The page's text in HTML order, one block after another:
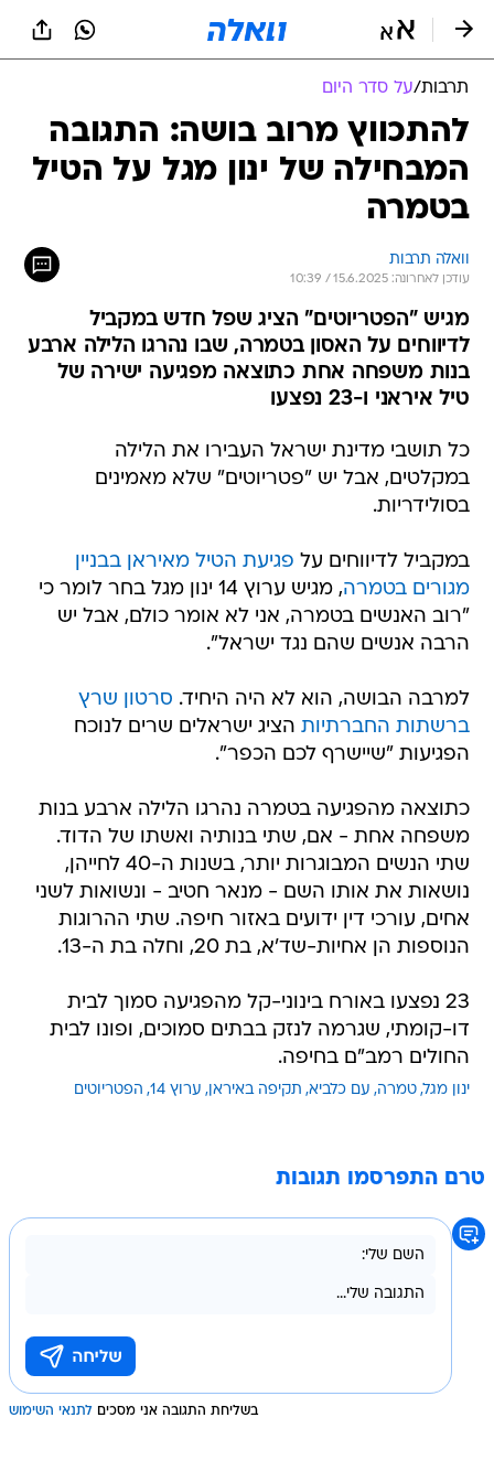
תרבות/על סדר היום
להתכווץ מרוב בושה: התגובה
המבחילה של ינון מגל על הטיל
בטמרה
וואלה תרבות
עודכן לאחרונה: 15.6.2025 / 10:39
מגיש "הפטריוטים" הציג שפל חדש במקביל
לדיווחים על האסון בטמרה, שבו נהרגו הלילה ארבע
בנות משפחה אחת כתוצאה מפגיעה ישירה של
טיל איראני ו-23 נפצעו
כל תושבי מדינת ישראל העבירו את הלילה
במקלטים, אבל יש "פטריוטים" שלא מאמינים
בסולידריות.
במקביל לדיווחים על פגיעת הטיל מאיראן בבניין
מגורים בטמרה
, מגיש ערוץ 14 ינון מגל בחר לומר כי
"רוב האנשים בטמרה, אני לא אומר כולם, אבל יש
הרבה אנשים שהם נגד ישראל".
למרבה הבושה, הוא לא היה היחיד. סרטון שרץ
ברשתות החברתיות הציג ישראלים שרים לנוכח
הפגיעות "שיישרף לכם הכפר".
כתוצאה מהפגיעה בטמרה נהרגו הלילה ארבע בנות
משפחה אחת - אם, שתי בנותיה ואשתו של הדוד.
שתי הנשים המבוגרות יותר, בשנות ה-40 לחייהן,
נושאות את אותו השם - מנאר חטיב - ונשואות לשני
אחים, עורכי דין ידועים באזור חיפה. שתי ההרוגות
הנוספות הן אחיות-שד'א, בת 20, וחלה בת ה-13.
23 נפצעו באורח בינוני-קל מהפגיעה סמוך לבית
דו-קומתי, שגרמה לנזק בבתים סמוכים, ופונו לבית
החולים רמב"ם בחיפה.
ינון מגל טמרה עם כלביא תקיפה באיראן ערוץ 14 הפטריוטים
טרם התפרסמו תגובות
בשליחת התגובה אני מסכים לתנאי השימוש